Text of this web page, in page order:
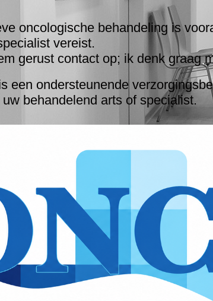
oncologische behandeling is
vereist.
gerust contact op; ik denk graag
een ondersteunende
behandelend arts of specialist.